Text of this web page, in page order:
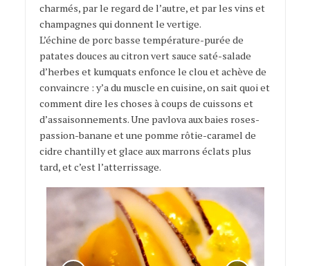
charmés, par le regard de l’autre, et par les vins et
champagnes qui donnent le vertige.
L’échine de porc basse température-purée de
patates douces au citron vert sauce saté-salade
d’herbes et kumquats enfonce le clou et achève de
convaincre : y’a du muscle en cuisine, on sait quoi et
comment dire les choses à coups de cuissons et
d’assaisonnements. Une pavlova aux baies roses-
passion-banane et une pomme rôtie-caramel de
cidre chantilly et glace aux marrons éclats plus
tard, et c’est l’atterrissage.